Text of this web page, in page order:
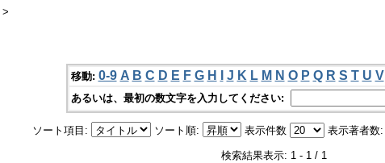
>
移動: 0-9 A B C D E F G H J K L M N O P Q R S T U V
あるいは、最初の数文字を入力してください:
ソート項目: ソート順: 表示件数 表示著者数:
検索結果表示: 1 - 1 / 1